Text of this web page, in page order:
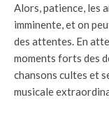
Alors, patience, les
imminente, et on
des attentes. En
moments forts des
chansons cultes et
musicale